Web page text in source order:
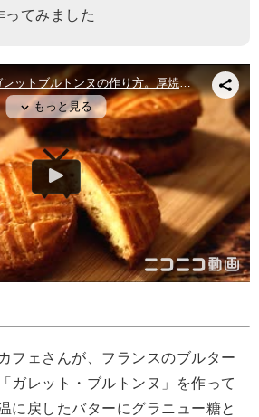
ってみました
フェさんが、フランスのブルター
ガレット・ブルトンヌ」を作って
に戻したバターにグラニュー糖と